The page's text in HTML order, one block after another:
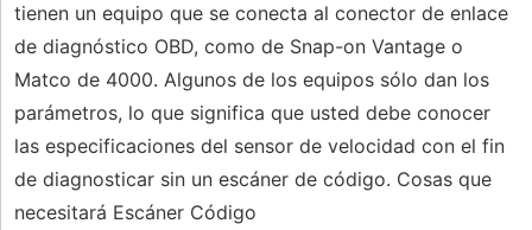
tienen un equipo que se conecta al conector de enlace
de diagnóstico OBD, como de Snap-on Vantage o
Matco de 4000. Algunos de los equipos sólo dan los
parámetros, lo que significa que usted debe conocer
las especificaciones del sensor de velocidad con el fin
de diagnosticar sin un escáner de código. Cosas que
necesitará Escáner Código